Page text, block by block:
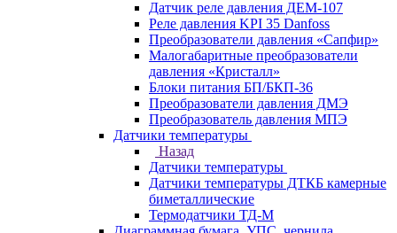
Датчик реле давления ДЕМ-107
Реле давления KPI 35 Danfoss
Преобразователи давления «Сапфир»
Малогабаритные преобразователи
давления «Кристалл»
Блоки питания БП/БКП-36
Преобразователи давления ДМЭ
Преобразователь давления МПЭ
Датчики температуры
Назад
Датчики температуры
Датчики температуры ДТКБ камерные
биметаллические
Термодатчики ТД-М